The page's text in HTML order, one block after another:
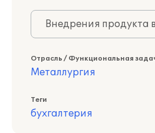
Внедрения продукта
Отрасль / Функциональная
Металлургия
Теги
бухгалтерия